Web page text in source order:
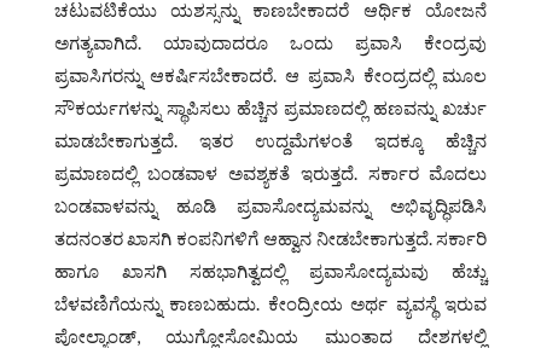
ಚಟುವಟಿಕೆಯು ಯಶಸ್ಸನ್ನು ಕಾಣಬೇಕಾದರೆ ಆರ್ಥಿಕ ಯೋಜನೆ
ಅಗತ್ಯವಾಗಿದೆ. ಯಾವುದಾದರೂ ಒಂದು ಪ್ರವಾಸಿ ಕೇಂದ್ರವು
ಪ್ರವಾಸಿಗರನ್ನು ಆಕರ್ಷಿಸಬೇಕಾದರೆ. ಆ ಪ್ರವಾಸಿ ಕೇಂದ್ರದಲ್ಲಿ ಮೂಲ
ಸೌಕರ್ಯಗಳನ್ನು ಸ್ಥಾಪಿಸಲು ಹೆಚ್ಚಿನ ಪ್ರಮಾಣದಲ್ಲಿ ಹಣವನ್ನು ಖರ್ಚು
ಮಾಡಬೇಕಾಗುತ್ತದೆ. ಇತರ ಉದ್ದಮೆಗಳಂತೆ ಇದಕ್ಕೂ ಹೆಚ್ಚಿನ
ಪ್ರಮಾಣದಲ್ಲಿ ಬಂಡವಾಳ ಅವಶ್ಯಕತೆ ಇರುತ್ತದೆ. ಸರ್ಕಾರ ಮೊದಲು
ಬಂಡವಾಳವನ್ನು ಹೂಡಿ ಪ್ರವಾಸೋದ್ಯಮವನ್ನು ಅಭಿವೃದ್ಧಿಪಡಿಸಿ
ತದನಂತರ ಖಾಸಗಿ ಕಂಪನಿಗಳಿಗೆ ಆಹ್ವಾನ ನೀಡಬೇಕಾಗುತ್ತದೆ. ಸರ್ಕಾರಿ
ಹಾಗೂ ಖಾಸಗಿ ಸಹಭಾಗಿತ್ವದಲ್ಲಿ ಪ್ರವಾಸೋದ್ಯಮವು ಹೆಚ್ಚು
ಬೆಳವಣಿಗೆಯನ್ನು ಕಾಣಬಹುದು. ಕೇಂದ್ರೀಯ ಅರ್ಥ ವ್ಯವಸ್ಥೆ ಇರುವ
ಪೋಲ್ಯಾಂಡ್, ಯುಗ್ಲೋಸೋಮಿಯ ಮುಂತಾದ ದೇಶಗಳಲ್ಲಿ